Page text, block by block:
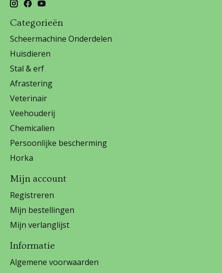
Categorieën
Scheermachine Onderdelen
Huisdieren
Stal & erf
Afrastering
Veterinair
Veehouderij
Chemicalien
Persoonlijke bescherming
Horka
Mijn account
Registreren
Mijn bestellingen
Mijn verlanglijst
Informatie
Algemene voorwaarden